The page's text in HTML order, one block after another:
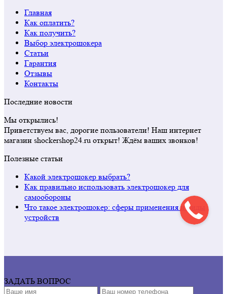
Главная
Как оплатить?
Как получить?
Выбор электрошокера
Статьи
Гарантия
Отзывы
Контакты
Последние новости
Мы открылись!
Приветствуем вас, дорогие пользователи! Наш интернет
магазин shockershop24.ru открыт! Ждём ваших звонков!
Полезные статьи
Какой электрошокер выбрать?
Как правильно использовать электрошокер для
самообороны
Что такое электрошокер: сферы применения и виды
устройств
ЗАДАТЬ ВОПРОС